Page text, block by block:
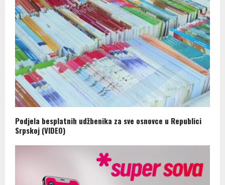
Podjela besplatnih udžbenika za sve osnovce u Republici
Srpskoj (VIDEO)